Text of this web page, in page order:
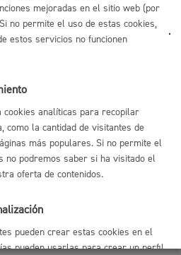
mejoradas en el sitio web (por
no permite el uso de estas cookies,
estos servicios no funcionen
cookies analíticas para recopilar
como la cantidad de visitantes de
más populares. Si no permite el
no podremos saber si ha visitado el
oferta de contenidos.
pueden crear estas cookies en el
pueden usarlas para crear un perfil